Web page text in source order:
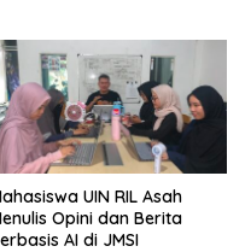
UIN RIL Asah
Opini dan Berita
AI di JMSI